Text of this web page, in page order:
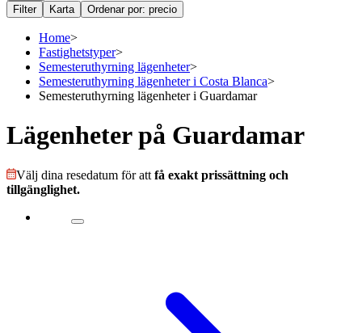
Filter Karta Ordenar por: precio
Home>
Fastighetstyper>
Semesteruthyrning lägenheter>
Semesteruthyrning lägenheter i Costa Blanca>
Semesteruthyrning lägenheter i Guardamar
Lägenheter på Guardamar
Välj dina resedatum för att få exakt prissättning och
tillgänglighet.